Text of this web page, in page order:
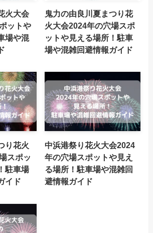
火大会
ットや
場や混
鬼力の由良川夏まつり花
火大会2024年の穴場スポ
ットや見える場所！駐車
場や混雑回避情報ガイド
り花火
スポッ
駐車場
イド
中浜港祭り花火大会2024
年の穴場スポットや見え
る場所！駐車場や混雑回
避情報ガイド